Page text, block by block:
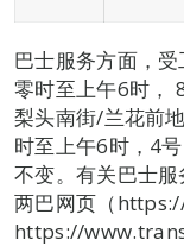
巴士服务方面，
零时至上午6时，
梨头南街/兰花前
时至上午6时，4
不变。有关巴士
两巴网页（
https://